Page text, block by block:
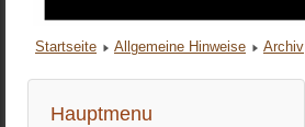
Startseite Allgemeine Hinweise Archiv
Hauptmenu